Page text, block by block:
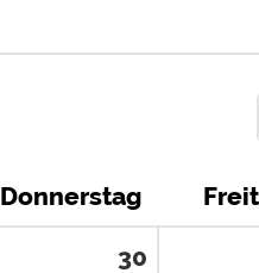
Donnerstag
30